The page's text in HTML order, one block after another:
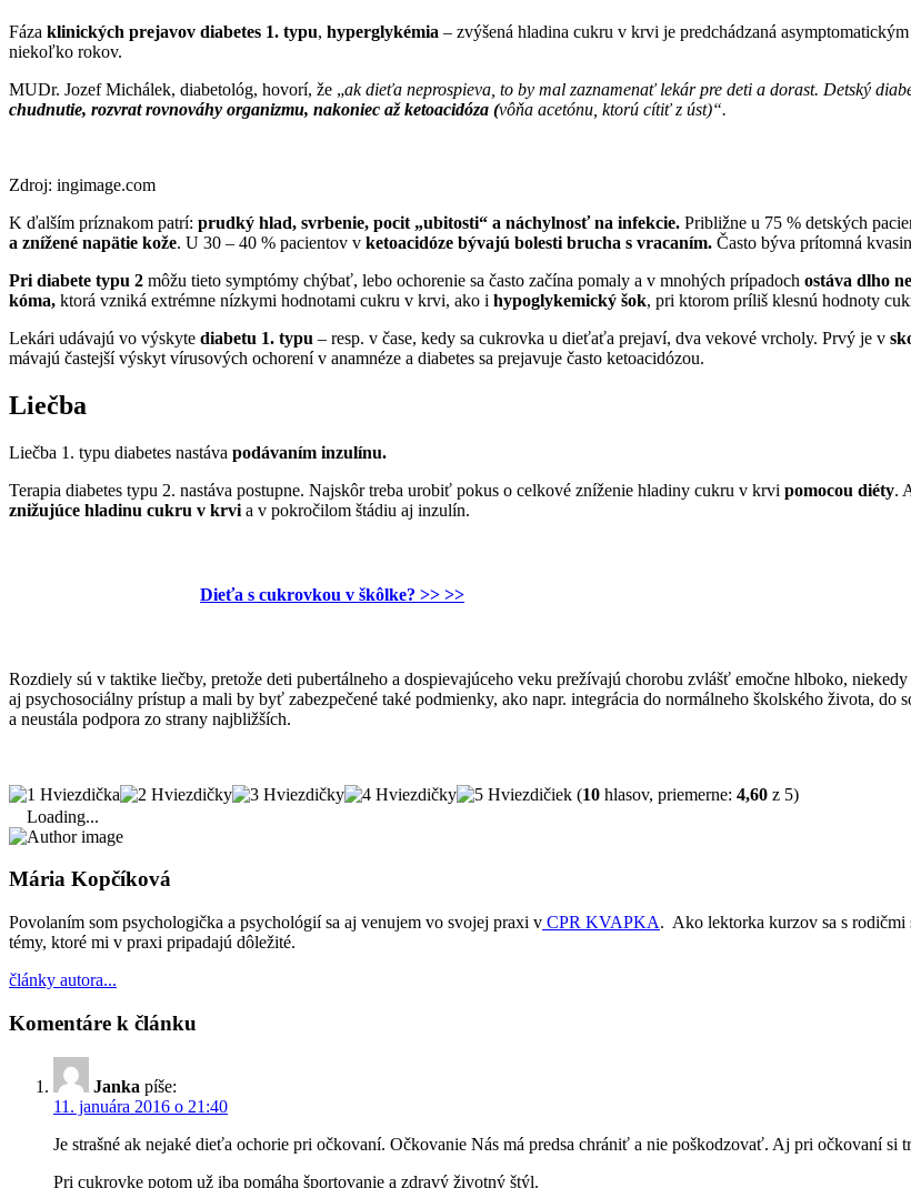
Fáza klinických prejavov diabetes 1. typu, hyperglykémia – zvýšená hladina cukru v krvi je predchádzaná
niekoľko rokov.
MUDr. Jozef Michálek, diabetológ, hovorí, že „ak dieťa neprospieva, to by mal zaznamenať lekár pre deti a dorast. Detský
chudnutie, rozvrat rovnováhy organizmu, nakoniec až ketoacidóza (vôňa acetónu, ktorú cítiť z úst)“.
Zdroj: ingimage.com
K ďalším príznakom patrí: prudký hlad, svrbenie, pocit „ubitosti“ a náchylnosť na infekcie. Približne u 75 % detských
a znížené napätie kože. U 30 – 40 % pacientov v ketoacidóze bývajú bolesti brucha s vracaním. Často býva prítomná
Pri diabete typu 2 môžu tieto symptómy chýbať, lebo ochorenie sa často začína pomaly a v mnohých prípadoch ostáva dlho
kóma, ktorá vzniká extrémne nízkymi hodnotami cukru v krvi, ako i hypoglykemický šok, pri ktorom príliš klesnú hodnoty
Lekári udávajú vo výskyte diabetu 1. typu – resp. v čase, kedy sa cukrovka u dieťaťa prejaví, dva vekové vrcholy. Prvý je v
mávajú častejší výskyt vírusových ochorení v anamnéze a diabetes sa prejavuje často ketoacidózou.
Liečba
Liečba 1. typu diabetes nastáva podávaním inzulínu.
Terapia diabetes typu 2. nastáva postupne. Najskôr treba urobiť pokus o celkové zníženie hladiny cukru v krvi pomocou diéty.
znižujúce hladinu cukru v krvi a v pokročilom štádiu aj inzulín.
Dieťa s cukrovkou v škôlke? >> >>
Rozdiely sú v taktike liečby, pretože deti pubertálneho a dospievajúceho veku prežívajú chorobu zvlášť emočne hlboko,
aj psychosociálny prístup a mali by byť zabezpečené také podmienky, ako napr. integrácia do normálneho školského života,
a neustála podpora zo strany najbližších.
(10 hlasov, priemerne: 4,60 z 5)
Loading...
Mária Kopčíková
Povolaním som psychologička a psychológií sa aj venujem vo svojej praxi v CPR KVAPKA. Ako lektorka kurzov sa s rodičmi
témy, ktoré mi v praxi pripadajú dôležité.
články autora...
Komentáre k článku
Janka píše:
11. januára 2016 o 21:40
Je strašné ak nejaké dieťa ochorie pri očkovaní. Očkovanie Nás má predsa chrániť a nie poškodzovať. Aj pri očkovaní
Pri cukrovke potom už iba pomáha športovanie a zdravý životný štýl.